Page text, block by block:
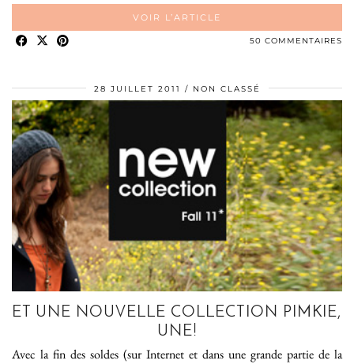
VOIR L’ARTICLE
50 COMMENTAIRES
28 JUILLET 2011 NON CLASSÉ
ET UNE NOUVELLE COLLECTION PIMKIE,
UNE!
Avec la fin des soldes (sur Internet et dans une grande partie de la